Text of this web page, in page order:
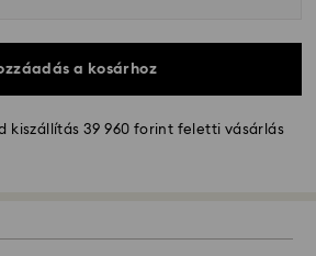
a kosárhoz
kiszállítás 39 960 forint feletti vásárlás
- GLS